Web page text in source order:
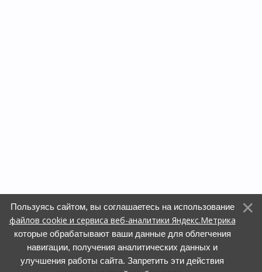
Пользуясь сайтом, вы соглашаетесь на использование
файлов cookie и сервиса веб-аналитики Яндекс.Метрика
которые обрабатывают ваши данные для облегчения
навигации, получения аналитических данных и
улучшения работы сайта. Запретить эти действия